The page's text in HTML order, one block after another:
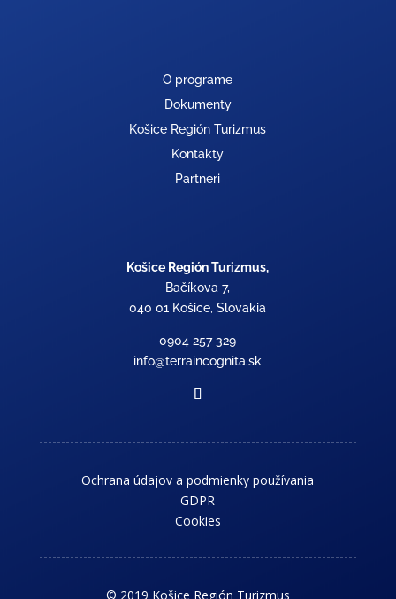
O programe
Dokumenty
Košice Región Turizmus
Kontakty
Partneri
Košice Región Turizmus,
Bačíkova 7,
040 01 Košice, Slovakia
0904 257 329
info@terraincognita.sk
Ochrana údajov a podmienky používania
GDPR
Cookies
© 2019 Košice Región Turizmus